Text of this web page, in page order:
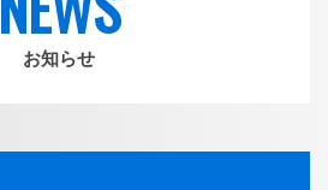
お知らせ